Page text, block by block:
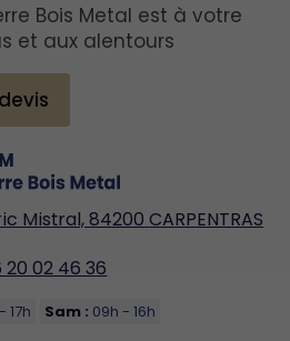
Mistral,84200 CARPENTRAS
20 02 46 36
17h Sam : 09h - 16h
Bois Metal est à votre
et aux alentours